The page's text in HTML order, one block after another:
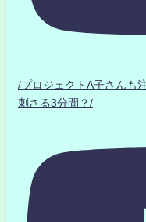
/プロジェクトA子さん
刺さる3分間？/